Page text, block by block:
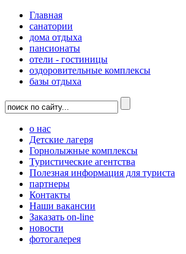
Главная
санатории
дома отдыха
пансионаты
отели - гостиницы
оздоровительные комплексы
базы отдыха
о нас
Детские лагеря
Горнолыжные комплексы
Туристические агентства
Полезная информация для туриста
партнеры
Контакты
Наши вакансии
Заказать on-line
новости
фотогалерея